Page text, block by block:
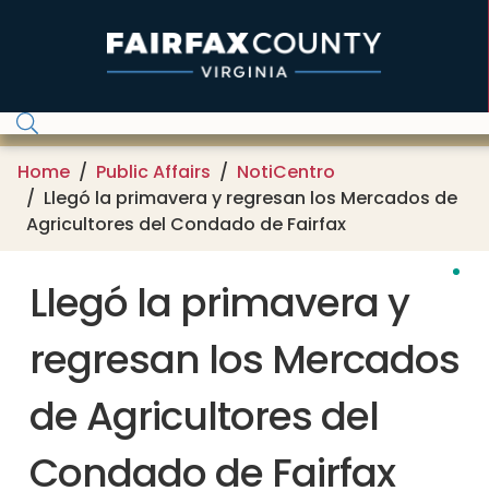
Home Public Affairs
NotiCentro
Llegó la primavera y regresan los Mercados de
Agricultores del Condado de Fairfax
Llegó la primavera y
regresan los Mercados
de Agricultores del
Condado de Fairfax